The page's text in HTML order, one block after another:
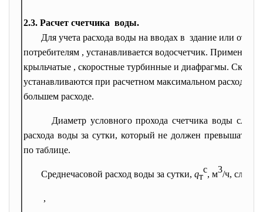
2.3. Расчет счетчика воды.
Для учета расхода воды на вводах в здание или
потребителям , устанавливается водосчетчик. Применяют
крыльчатые , скоростные турбинные и диафрагмы.
устанавливаются при расчетном максимальном расходе
большем расходе.
Диаметр условного прохода счетчика воды
расхода воды за сутки, который не должен превышать
по таблице.
Среднечасовой расход воды за сутки, qт
с, м3/ч,
,